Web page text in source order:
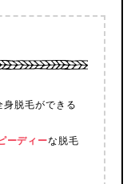
身脱毛ができる
ーディーな脱毛